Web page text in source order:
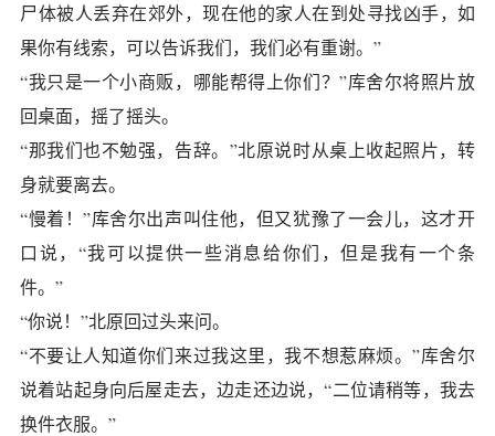
尸体被人丢弃在郊外，现在他的家人在到处寻找凶手，如
果你有线索，可以告诉我们，我们必有重谢。”
“我只是一个小商贩，哪能帮得上你们？”库舍尔将照片放
回桌面，摇了摇头。
“那我们也不勉强，告辞。”北原说时从桌上收起照片，转
身就要离去。
“慢着！”库舍尔出声叫住他，但又犹豫了一会儿，这才开
口说，“我可以提供一些消息给你们，但是我有一个条
件。”
“你说！”北原回过头来问。
“不要让人知道你们来过我这里，我不想惹麻烦。”库舍尔
说着站起身向后屋走去，边走还边说，“二位请稍等，我去
换件衣服。”